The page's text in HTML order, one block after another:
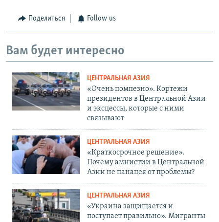
Поделиться Follow us
Вам будет интересно
ЦЕНТРАЛЬНАЯ АЗИЯ
«Очень помпезно». Кортежи
президентов в Центральной Азии
и эксцессы, которые с ними
связывают
ЦЕНТРАЛЬНАЯ АЗИЯ
«Краткосрочное решение».
Почему амнистии в Центральной
Азии не панацея от проблемы?
ЦЕНТРАЛЬНАЯ АЗИЯ
«Украина защищается и
поступает правильно». Мигранты